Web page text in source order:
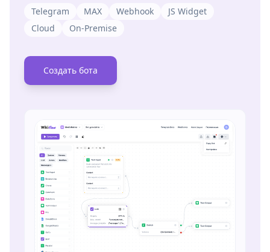
Telegram MAX Webhook
JS Widget
Cloud
On-Premise
Создать бота